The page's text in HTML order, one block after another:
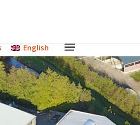
English